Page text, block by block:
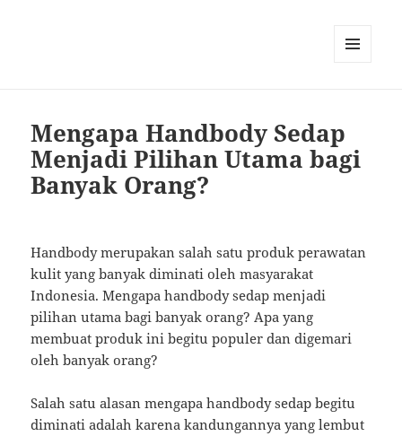
Mengapa Handbody Sedap
Menjadi Pilihan Utama bagi
Banyak Orang?
Handbody merupakan salah satu produk perawatan
kulit yang banyak diminati oleh masyarakat
Indonesia. Mengapa handbody sedap menjadi
pilihan utama bagi banyak orang? Apa yang
membuat produk ini begitu populer dan digemari
oleh banyak orang?
Salah satu alasan mengapa handbody sedap begitu
diminati adalah karena kandungannya yang lembut